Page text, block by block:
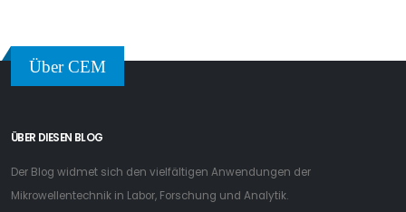
Über CEM
ÜBER DIESEN BLOG
Der Blog widmet sich den vielfältigen Anwendungen der
Mikrowellentechnik in Labor, Forschung und Analytik.